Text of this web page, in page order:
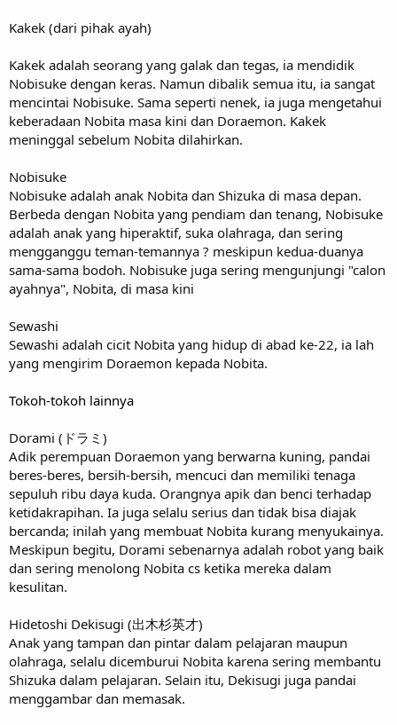
Kakek (dari pihak ayah)
Kakek adalah seorang yang galak dan tegas, ia mendidik
Nobisuke dengan keras. Namun dibalik semua itu, ia sangat
mencintai Nobisuke. Sama seperti nenek, ia juga mengetahui
keberadaan Nobita masa kini dan Doraemon. Kakek
meninggal sebelum Nobita dilahirkan.
Nobisuke
Nobisuke adalah anak Nobita dan Shizuka di masa depan.
Berbeda dengan Nobita yang pendiam dan tenang, Nobisuke
adalah anak yang hiperaktif, suka olahraga, dan sering
mengganggu teman-temannya ? meskipun kedua-duanya
sama-sama bodoh. Nobisuke juga sering mengunjungi "calon
ayahnya", Nobita, di masa kini
Sewashi
Sewashi adalah cicit Nobita yang hidup di abad ke-22, ia lah
yang mengirim Doraemon kepada Nobita.
Tokoh-tokoh lainnya
Dorami (ドラミ)
Adik perempuan Doraemon yang berwarna kuning, pandai
beres-beres, bersih-bersih, mencuci dan memiliki tenaga
sepuluh ribu daya kuda. Orangnya apik dan benci terhadap
ketidakrapihan. Ia juga selalu serius dan tidak bisa diajak
bercanda; inilah yang membuat Nobita kurang menyukainya.
Meskipun begitu, Dorami sebenarnya adalah robot yang baik
dan sering menolong Nobita cs ketika mereka dalam
kesulitan.
Hidetoshi Dekisugi (出木杉英才)
Anak yang tampan dan pintar dalam pelajaran maupun
olahraga, selalu dicemburui Nobita karena sering membantu
Shizuka dalam pelajaran. Selain itu, Dekisugi juga pandai
menggambar dan memasak.